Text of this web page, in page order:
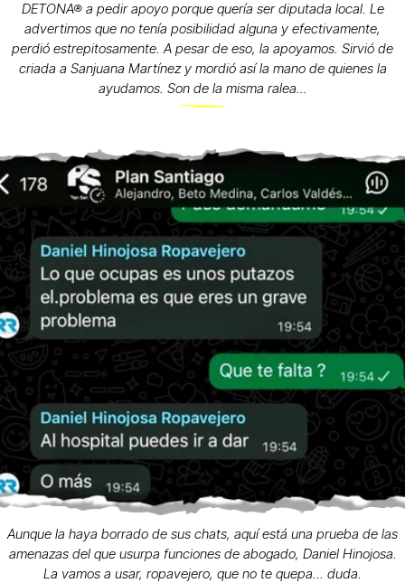
DETONA® a pedir apoyo porque quería ser diputada local. Le
advertimos que no tenía posibilidad alguna y efectivamente,
perdió estrepitosamente. A pesar de eso, la apoyamos. Sirvió de
criada a Sanjuana Martínez y mordió así la mano de quienes la
ayudamos. Son de la misma ralea...
Aunque la haya borrado de sus chats, aquí está una prueba de las
amenazas del que usurpa funciones de abogado, Daniel Hinojosa.
La vamos a usar, ropavejero, que no te quepa... duda.